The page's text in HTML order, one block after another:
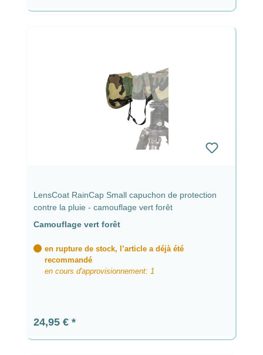
LensCoat RainCap Small capuchon de protection
contre la pluie - camouflage vert forêt
Camouflage vert forêt
en rupture de stock, l’article a déjà été
recommandé
en cours d'approvisionnement: 1
Prix régulier :
24,95 €